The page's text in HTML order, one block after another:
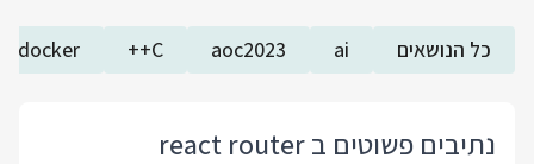
כל הנושאים ai
aoc2023
C++
docker
נתיבים פשוטים ב react router